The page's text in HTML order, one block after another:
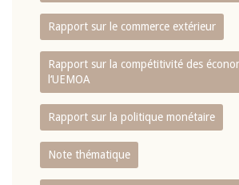
Rapport sur le commerce extérieur
Rapport sur la compétitivité des
l‘UEMOA
Rapport sur la politique monétaire
Note thématique